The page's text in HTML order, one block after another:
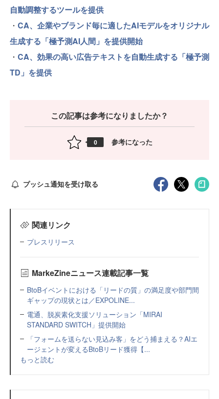
自動調整するツールを提供
・ CA、企業やブランド毎に適したAIモデルをオリジナル
生成する「極予測AI人間」を提供開始
・ CA、効果の高い広告テキストを自動生成する「極予測
TD」を提供
この記事は参考になりましたか？
0 参考になった
プッシュ通知を受け取る
関連リンク
プレスリリース
MarkeZineニュース連載記事一覧
BtoBイベントにおける「リードの質」の満足度や部門間
ギャップの現状とは／EXPOLINE...
電通、脱炭素化支援ソリューション「MIRAI
STANDARD SWITCH」提供開始
「フォームを送らない見込み客」をどう捕まえる？AIエ
ージェントが変えるBtoBリード獲得【...
もっと読む